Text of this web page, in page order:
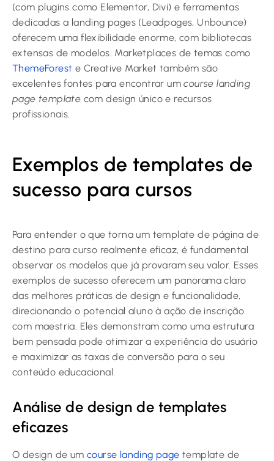
(com plugins como Elementor, Divi) e ferramentas
dedicadas a landing pages (Leadpages, Unbounce)
oferecem uma flexibilidade enorme, com bibliotecas
extensas de modelos. Marketplaces de temas como
ThemeForest e Creative Market também são
excelentes fontes para encontrar umcourse landing
page template com design único e recursos
profissionais.
Exemplos de templates de
sucesso para cursos
Para entender o que torna um template de página de
destino para curso realmente eficaz, é fundamental
observar os modelos que já provaram seu valor. Esses
exemplos de sucesso oferecem um panorama claro
das melhores práticas de design e funcionalidade,
direcionando o potencial aluno à ação de inscrição
com maestria. Eles demonstram como uma estrutura
bem pensada pode otimizar a experiência do usuário
e maximizar as taxas de conversão para o seu
conteúdo educacional.
Análise de design de templates
eficazes
O design de umcourse landing page template de